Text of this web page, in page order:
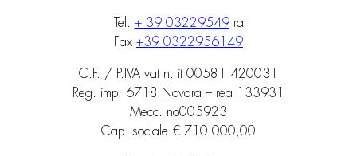
Tel. + 39 03229549ra
Fax +39 0322956149
C.F. / P.IVA vat n. it 00581 420031
Reg. imp. 6718 Novara – rea 133931
Mecc. no005923
Cap. sociale € 710.000,00